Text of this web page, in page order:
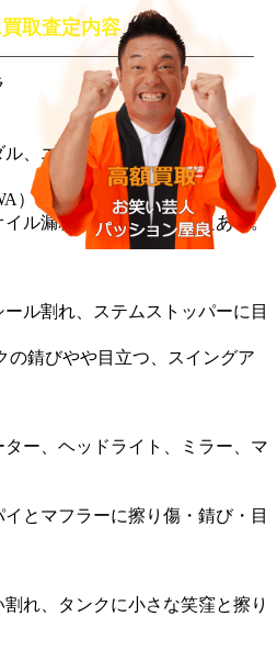
取査定内容
、エンジンヘッド、シリンダ
）社外品カスタム。
ル漏れ少、クラッチ不良あり。
ル割れ、ステムストッパーに目
の錆びやや目立つ、スイングア
ー、ヘッドライト、ミラー、マ
とマフラーに擦り傷・錆び・目
れ、タンクに小さな笑窪と擦り